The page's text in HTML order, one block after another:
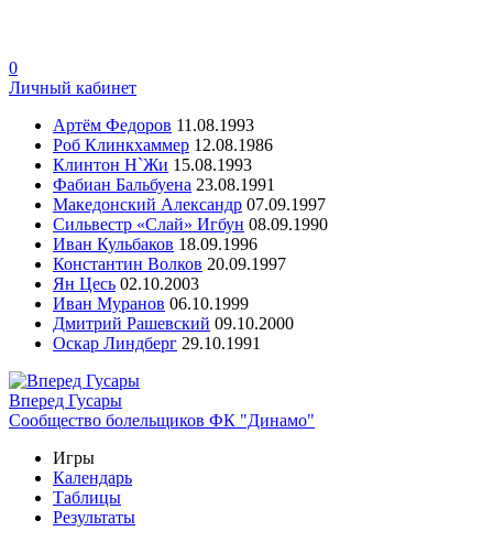
0
Личный кабинет
Артём Федоров 11.08.1993
Роб Клинкхаммер 12.08.1986
Клинтон Н`Жи 15.08.1993
Фабиан Бальбуена 23.08.1991
Македонский Александр 07.09.1997
Сильвестр «Слай» Игбун 08.09.1990
Иван Кульбаков 18.09.1996
Константин Волков 20.09.1997
Ян Цесь 02.10.2003
Иван Муранов 06.10.1999
Дмитрий Рашевский 09.10.2000
Оскар Линдберг 29.10.1991
Вперед Гусары
Сообщество болельщиков ФК "Динамо"
Игры
Календарь
Таблицы
Результаты